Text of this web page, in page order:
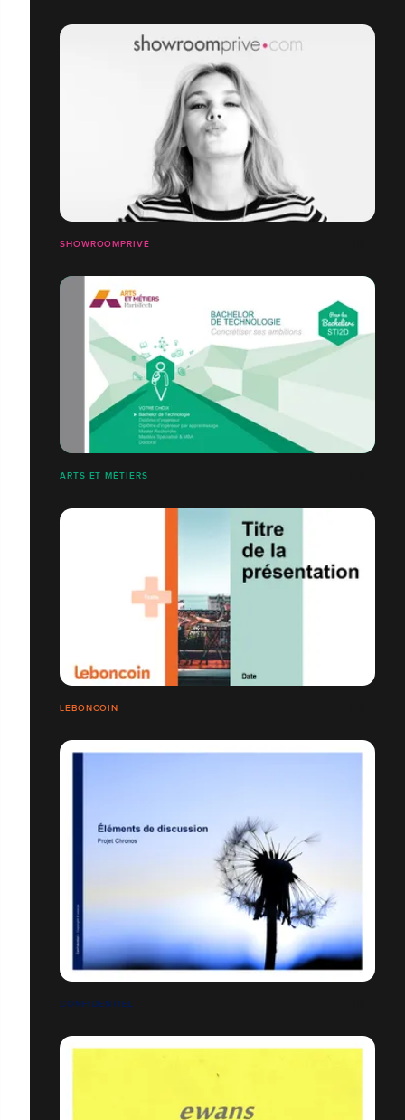
SHOWROOMPRIVÉ
ARTS ET MÉTIERS
LEBONCOIN
CONFIDENTIEL